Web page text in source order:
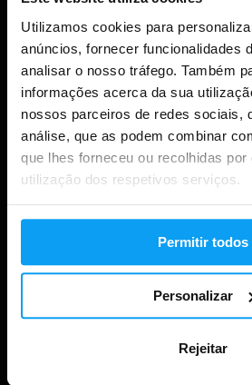
Utilizamos cookies para
anúncios, fornecer funcionalidades
analisar o nosso tráfego. Também
informações acerca da sua
nossos parceiros de redes sociais,
análise, que as podem combinar
que lhes forneceu ou recolhidas
utilização dos respetivos serviços.
Permitir todos
Personalizar
Rejeitar
Compras
Cartões de oferta